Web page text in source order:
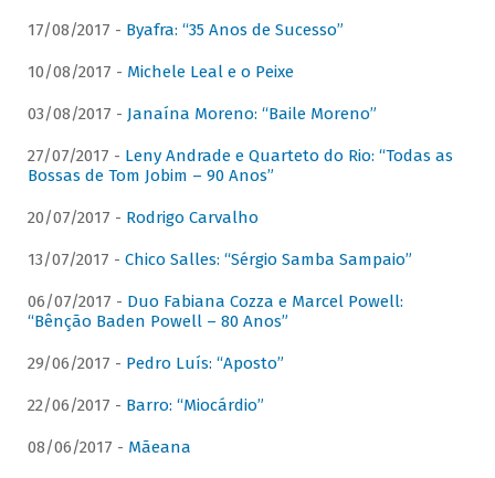
17/08/2017 - Byafra: “35 Anos de Sucesso”
10/08/2017 - Michele Leal e o Peixe
03/08/2017 - Janaína Moreno: “Baile Moreno”
27/07/2017 - Leny Andrade e Quarteto do Rio: “Todas as
Bossas de Tom Jobim – 90 Anos”
20/07/2017 - Rodrigo Carvalho
13/07/2017 - Chico Salles: “Sérgio Samba Sampaio”
06/07/2017 - Duo Fabiana Cozza e Marcel Powell:
“Bênção Baden Powell – 80 Anos”
29/06/2017 - Pedro Luís: “Aposto”
22/06/2017 - Barro: “Miocárdio”
08/06/2017 - Mãeana